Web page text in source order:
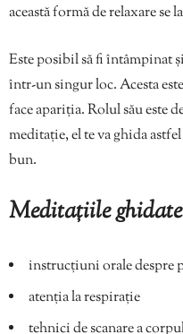
această formă de relaxare se
Este posibil să fi întâmpinat
într-un singur loc. Acesta
face apariția. Rolul său este
meditație, el te va ghida
bun.
Meditațiile
instrucțiuni orale despre
atenția la respirație
tehnici de scanare a